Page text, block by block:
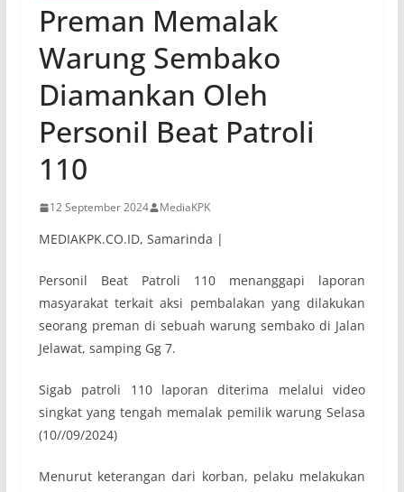
Preman Memalak
Warung Sembako
Diamankan Oleh
Personil Beat Patroli
110
12 September 2024 MediaKPK
MEDIAKPK.CO.ID, Samarinda |
Personil Beat Patroli 110 menanggapi laporan
masyarakat terkait aksi pembalakan yang dilakukan
seorang preman di sebuah warung sembako di Jalan
Jelawat, samping Gg 7.
Sigab patroli 110 laporan diterima melalui video
singkat yang tengah memalak pemilik warung Selasa
(10//09/2024)
Menurut keterangan dari korban, pelaku melakukan